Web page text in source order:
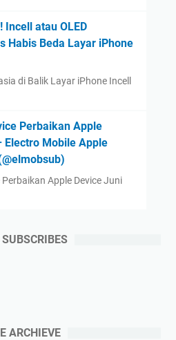
Incell atau OLED
Habis Beda Layar iPhone
di Balik Layar iPhone Incell
Perbaikan Apple
Electro Mobile Apple
Apple Device Juni
ARCHIEVE